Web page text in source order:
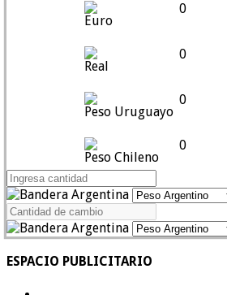
Euro
0
Real
0
Peso Uruguayo
0
Peso Chileno
0
ESPACIO PUBLICITARIO